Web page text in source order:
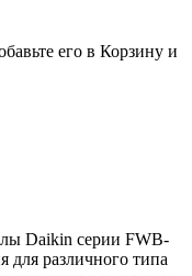
его в Корзину и
Daikin серии FWB-
для различного типа